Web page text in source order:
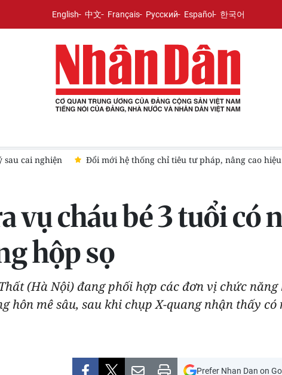
English 中文 Français Русский Español 한국어
Đổi mới hệ thống chỉ tiêu tư pháp, nâng cao hiệu quả giám sát
vụ cháu bé 3 tuổi có
hộp sọ
(Hà Nội) đang phối hợp các đơn vị chức
hôn mê sâu, sau khi chụp X-quang nhận thấy
Prefer Nhan Dan on